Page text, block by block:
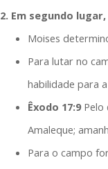
2. Em segundo
Moises
Para lutar no
habilidade para
Êxodo 17:9Pelo
Amaleque;
Para o campo